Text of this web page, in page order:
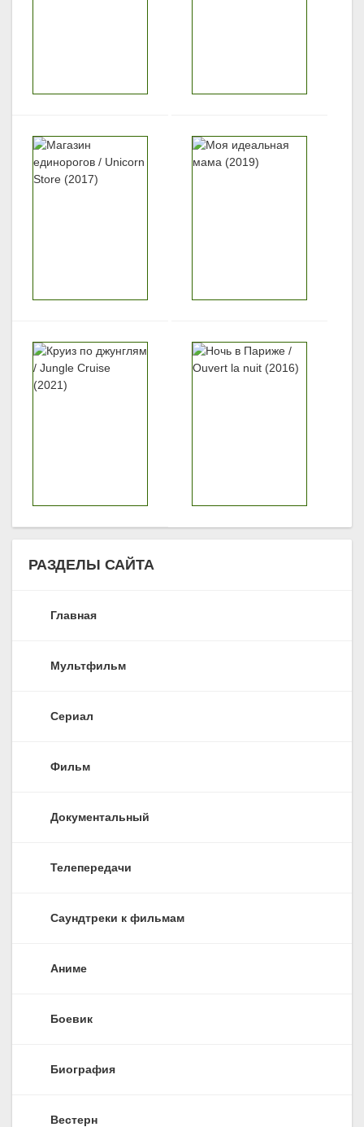
РАЗДЕЛЫ САЙТА
Главная
Мультфильм
Сериал
Фильм
Документальный
Телепередачи
Саундтреки к фильмам
Аниме
Боевик
Биография
Вестерн